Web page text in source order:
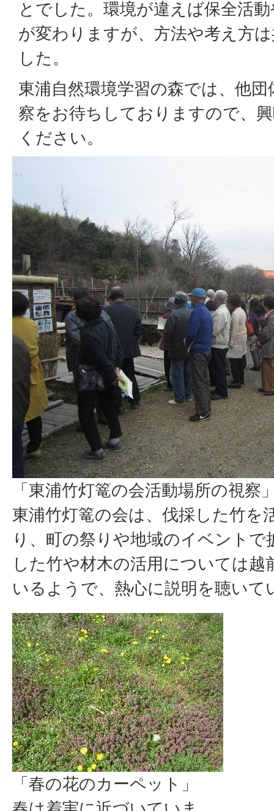
とでした。環境が違えば保全活
が変わりますが、方法や考え方
した。
東浦自然環境学習の森では、他
察をお待ちしておりますので、
ください。
「東浦竹灯篭の会活動場所の視察
東浦竹灯篭の会は、伐採した竹を
り、町の祭りや地域のイベント
した竹や材木の活用については
いるようで、熱心に説明を聴いて
「春の花のカーペット」